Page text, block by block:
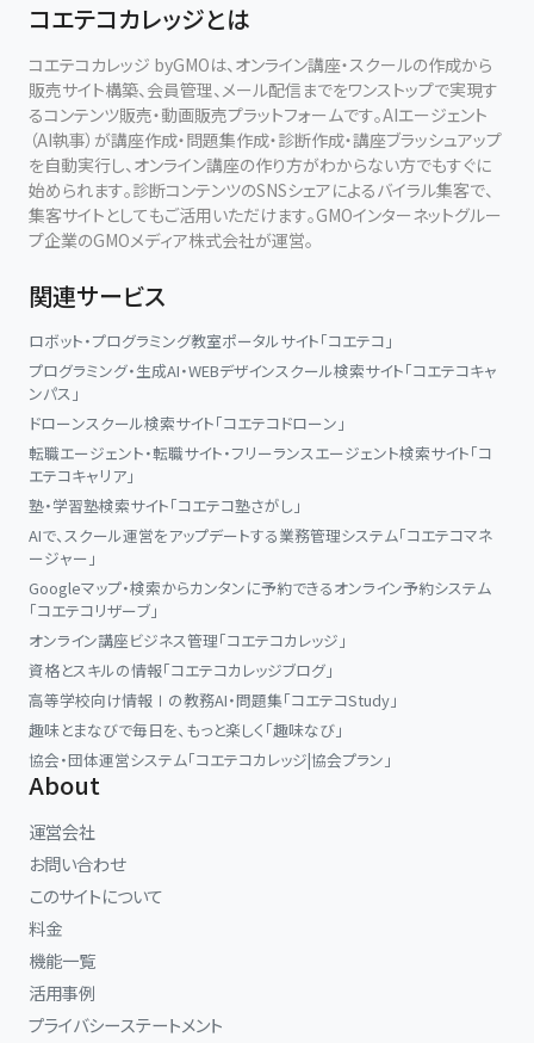
コエテコカレッジとは
コエテコカレッジ byGMOは、オンライン講座・スクールの作成から
販売サイト構築、会員管理、メール配信までをワンストップで実現す
るコンテンツ販売・動画販売プラットフォームです。AIエージェント
（AI執事）が講座作成・問題集作成・診断作成・講座ブラッシュアップ
を自動実行し、オンライン講座の作り方がわからない方でもすぐに
始められます。診断コンテンツのSNSシェアによるバイラル集客で、
集客サイトとしてもご活用いただけます。GMOインターネットグルー
プ企業のGMOメディア株式会社が運営。
関連サービス
ロボット・プログラミング教室ポータルサイト「コエテコ」
プログラミング・生成AI・WEBデザインスクール検索サイト「コエテコキャ
ンパス」
ドローンスクール検索サイト「コエテコドローン」
転職エージェント・転職サイト・フリーランスエージェント検索サイト「コ
エテコキャリア」
塾・学習塾検索サイト「コエテコ塾さがし」
AIで、スクール運営をアップデートする業務管理システム「コエテコマネ
ージャー」
Googleマップ・検索からカンタンに予約できるオンライン予約システム
「コエテコリザーブ」
オンライン講座ビジネス管理「コエテコカレッジ」
資格とスキルの情報「コエテコカレッジブログ」
高等学校向け情報Ⅰの教務AI・問題集「コエテコStudy」
趣味とまなびで毎日を、もっと楽しく「趣味なび」
協会・団体運営システム「コエテコカレッジ|協会プラン」
About
運営会社
お問い合わせ
このサイトについて
料金
機能一覧
活用事例
プライバシーステートメント